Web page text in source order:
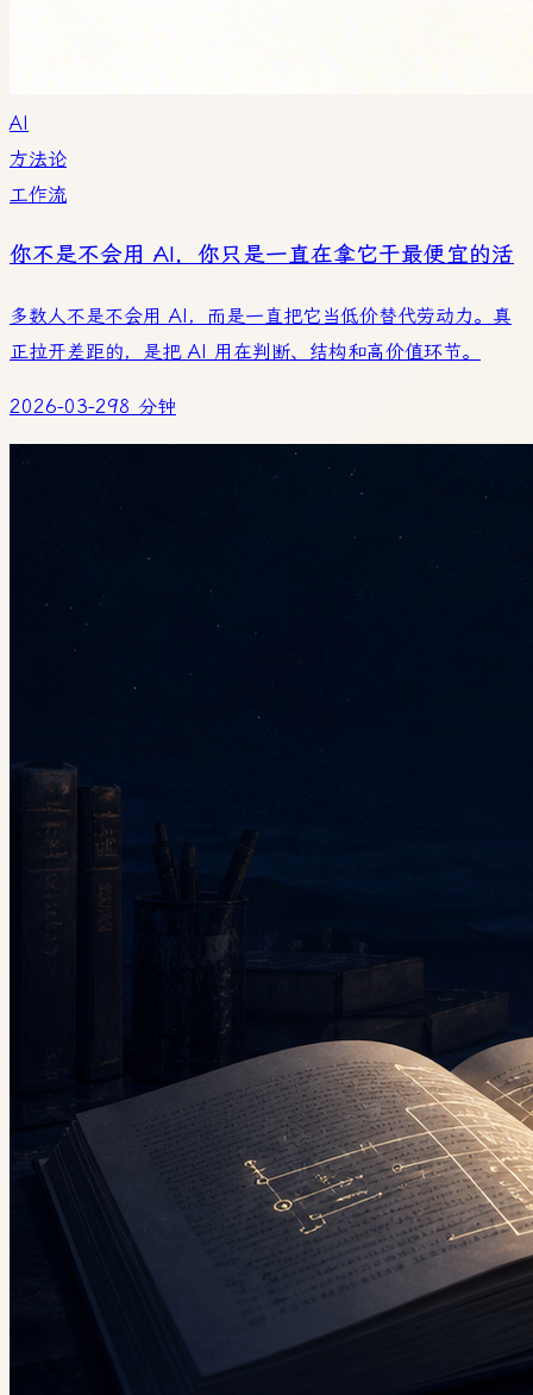
AI
方法论
工作流
你不是不会用 AI，你只是一直在拿它干最便宜的活
多数人不是不会用 AI，而是一直把它当低价替代劳动力。真
正拉开差距的，是把 AI 用在判断、结构和高价值环节。
2026-03-298 分钟